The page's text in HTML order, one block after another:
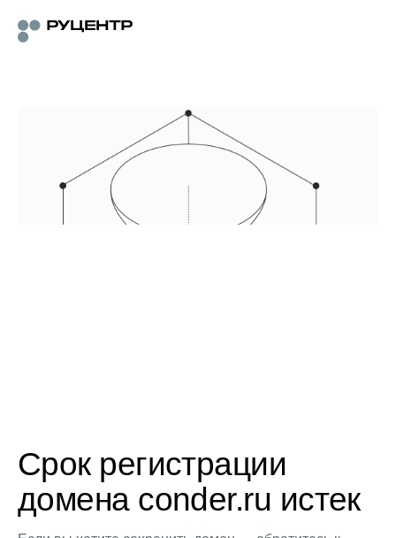
Срок регистрации
домена conder.ru истек